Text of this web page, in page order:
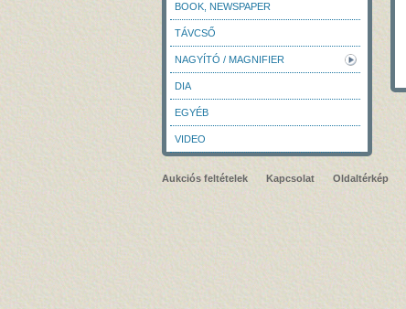
BOOK, NEWSPAPER
TÁVCSŐ
NAGYÍTÓ / MAGNIFIER
DIA
EGYÉB
VIDEO
Aukciós feltételek Kapcsolat Oldaltérkép